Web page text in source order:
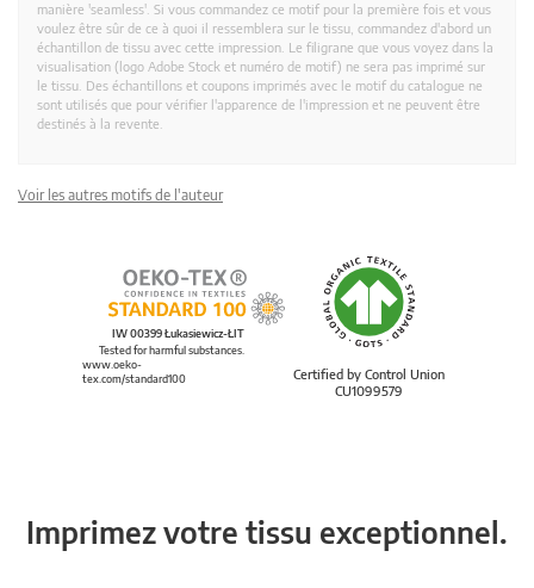
manière 'seamless'. Si vous commandez ce motif pour la première fois et vous
voulez être sûr de ce à quoi il ressemblera sur le tissu, commandez d'abord un
échantillon de tissu avec cette impression. Le filigrane que vous voyez dans la
visualisation (logo Adobe Stock et numéro de motif) ne sera pas imprimé sur
le tissu. Des échantillons et coupons imprimés avec le motif du catalogue ne
sont utilisés que pour vérifier l'apparence de l'impression et ne peuvent être
destinés à la revente.
Voir les autres motifs de l'auteur
Certified by Control Union
CU1099579
IW 00399 Łukasiewicz-ŁIT
Tested for harmful substances.
www.oeko-
tex.com/standard100
Imprimez votre tissu exceptionnel.